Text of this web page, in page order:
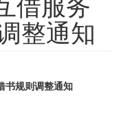
整通知
书规则调整通知